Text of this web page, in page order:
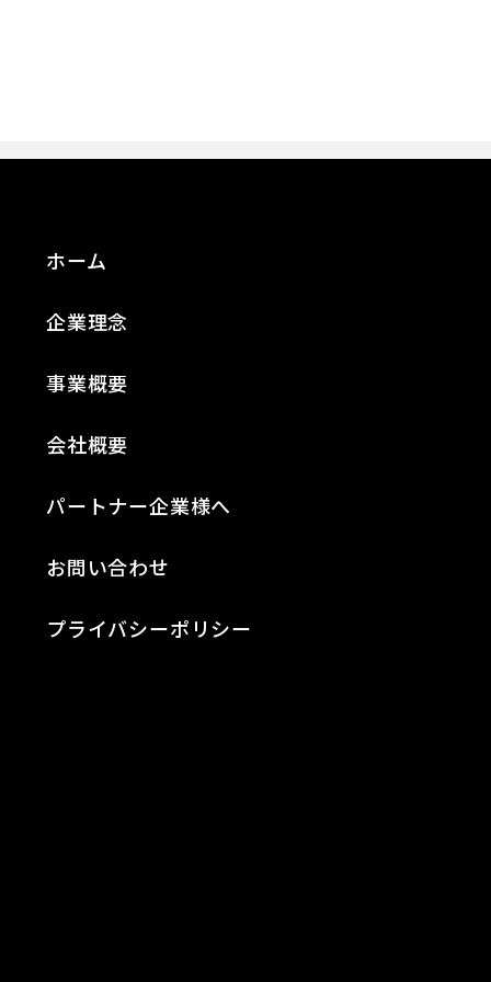
ホーム
企業理念
事業概要
会社概要
パートナー企業様へ
お問い合わせ
プライバシーポリシー